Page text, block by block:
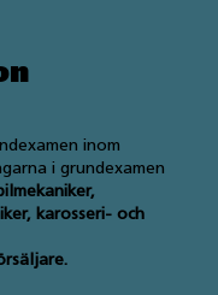
inom
i grundexamen
karosseri- och